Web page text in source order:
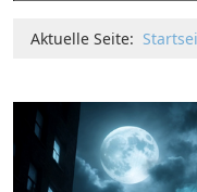
Aktuelle Seite: